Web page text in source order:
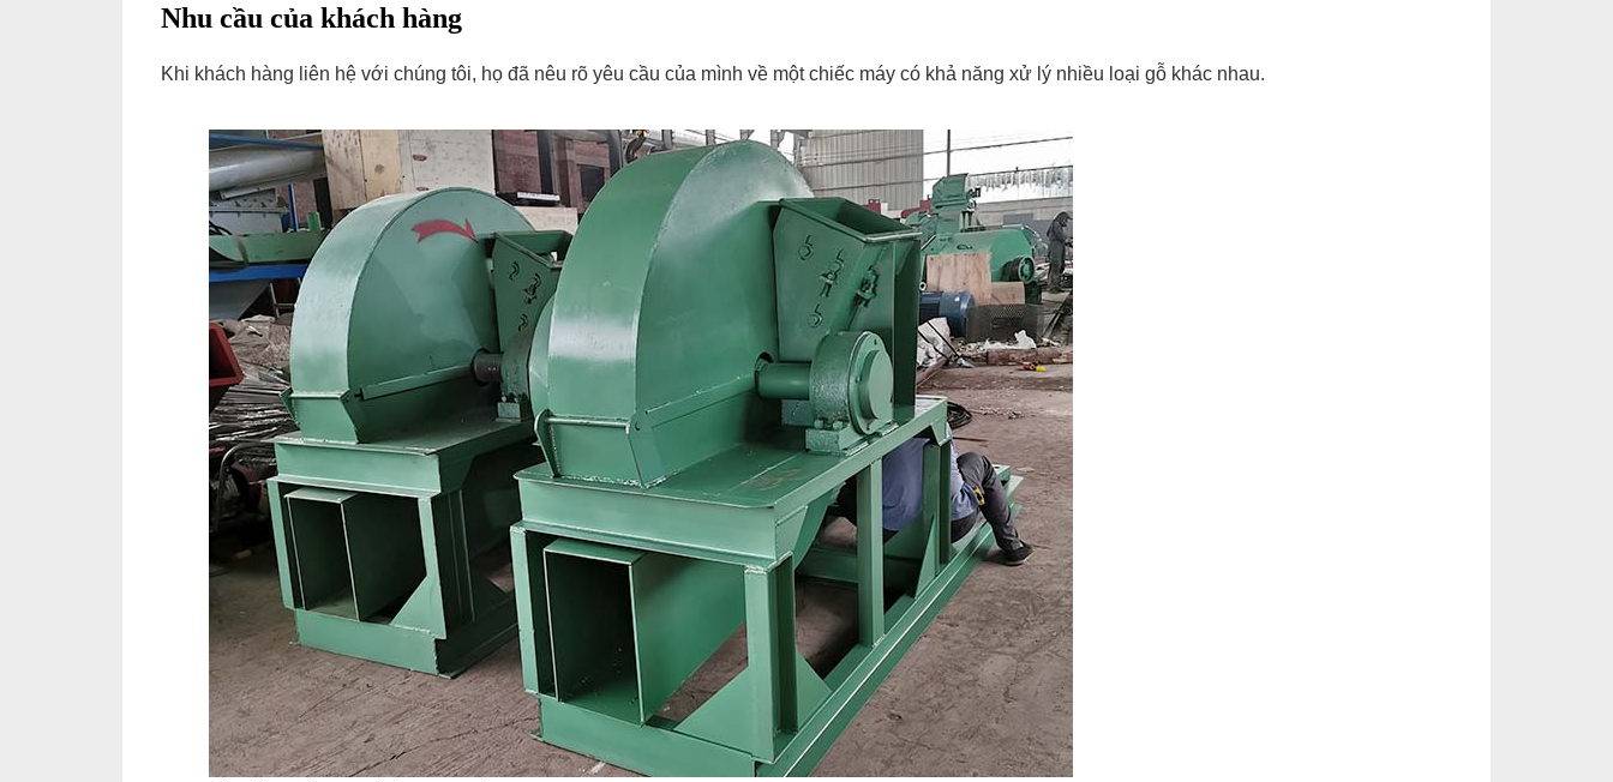
Nhu cầu của khách hàng
Khi khách hàng liên hệ với chúng tôi, họ đã nêu rõ yêu cầu của mình về một chiếc máy có khả năng xử lý nhiều loại gỗ khác nhau.